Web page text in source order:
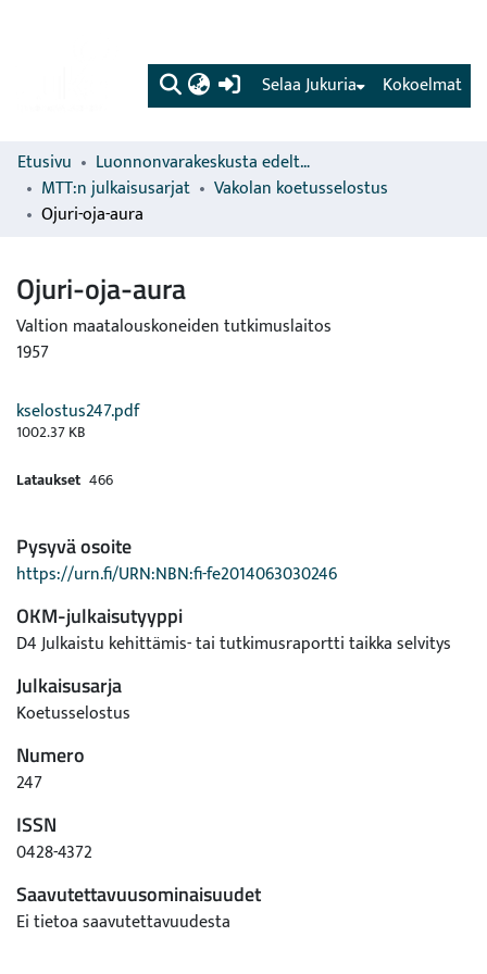
(current) Kokoelmat
Selaa Jukuria
Etusivu
Luonnonvarakeskusta edeltävien organisaatioiden sarjat
MTT:n julkaisusarjat
Vakolan koetusselostus
Ojuri-oja-aura
Ojuri-oja-aura
Valtion maatalouskoneiden tutkimuslaitos
1957
kselostus247.pdf
1002.37 KB
Lataukset 466
Pysyvä osoite
https://urn.fi/URN:NBN:fi-fe2014063030246
OKM-julkaisutyyppi
D4 Julkaistu kehittämis- tai tutkimusraportti taikka selvitys
Julkaisusarja
Koetusselostus
Numero
247
ISSN
0428-4372
Saavutettavuusominaisuudet
Ei tietoa saavutettavuudesta